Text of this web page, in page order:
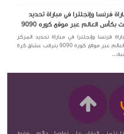
فرنسا وإنجلترا في مباراة تحديد
بكأس العالم عبر موقع كوره 9090
فرنسا وإنجلترا في مباراة تحديد المركز
الثالث بكأس العالم عبر موقع كوره 9090 يترقب عشاق كرة